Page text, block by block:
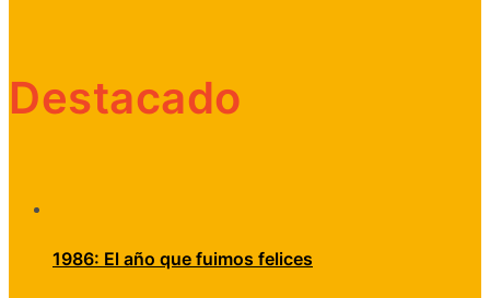
Destacado
1986: El año que fuimos felices